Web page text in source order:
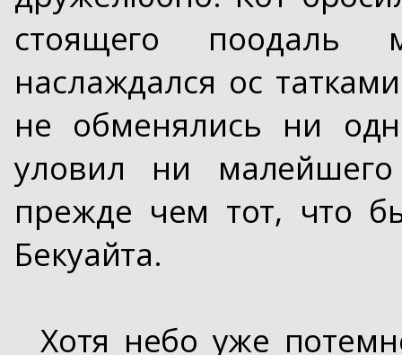
стоящего поодаль
наслаждался ос
не обменялись ни
уловил ни
прежде чем тот, что
Бекуайта.
Хотя небо уже